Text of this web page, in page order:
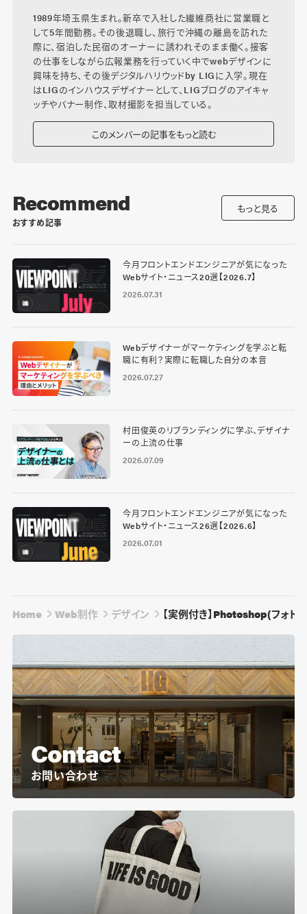
1989年埼玉県生まれ。新卒で入社した繊維商社に営業職と
して5年間勤務。その後退職し、旅行で沖縄の離島を訪れた
際に、宿泊した民宿のオーナーに誘われそのまま働く。接客
の仕事をしながら広報業務を行っていく中でwebデザインに
興味を持ち、その後デジタルハリウッドby LIGに入学。現在
はLIGのインハウスデザイナーとして、LIGブログのアイキャ
ッチやバナー制作、取材撮影を担当している。
このメンバーの記事をもっと読む
Recommend
おすすめ記事
もっと見る
今月フロントエンドエンジニアが気になった
Webサイト・ニュース20選【2026.7】
2026.07.31
Webデザイナーがマーケティングを学ぶと転
職に有利？実際に転職した自分の本音
2026.07.27
村田俊英のリブランディングに学ぶ、デザイナ
ーの上流の仕事
2026.07.09
今月フロントエンドエンジニアが気になった
Webサイト・ニュース26選【2026.6】
2026.07.01
Home Web制作 デザイン 【実例付き】Photoshop(フォト
Contact
お問い合わせ